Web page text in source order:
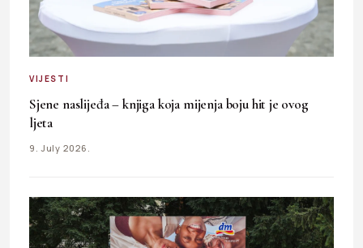
VIJESTI
Sjene naslijeđa – knjiga koja mijenja boju hit je ovog
ljeta
9. July 2026.